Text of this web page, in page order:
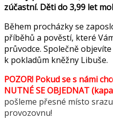
zúčastní. Děti do 3,99 let
Během procházky se
příběhů a pověstí, které
průvodce. Společně
k pokladům kněžny Libuše.
POZOR! Pokud se s námi
NUTNÉ SE OBJEDNAT
pošleme přesné místo
provozovnu!